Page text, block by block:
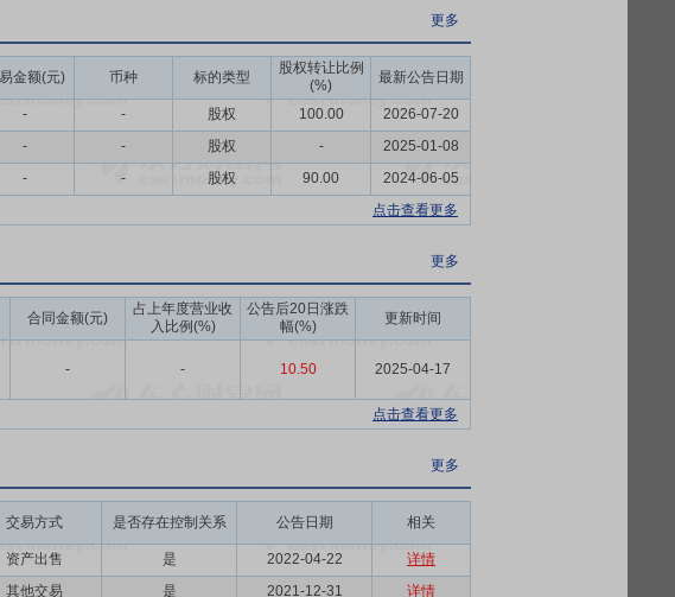
更多
金额(元) 币种 标的类型
股权转让比例
(%)
最新公告日期
- - 股权 100.00
2026-07-20
- - 股权 -
2025-01-08
- - 股权 90.00
2024-06-05
点击查看更多
更多
合同金额(元)
占上年度营业收
入比例(%)
公告后20日涨跌
幅(%)
更新时间
- - 10.50 2025-04-17
点击查看更多
更多
交易方式 是否存在控制关系 公告日期 相关
资产出售 是 2022-04-22
详情
其他交易 是 2021-12-31 详情